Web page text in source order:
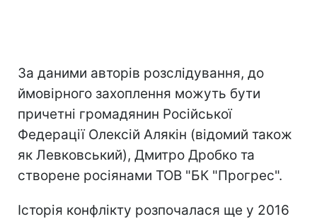
За даними авторів розслідування, до
ймовірного захоплення можуть бути
причетні громадянин Російської
Федерації Олексій Алякін (відомий також
як Левковський), Дмитро Дробко та
створене росіянами ТОВ "БК "Прогрес".
Історія конфлікту розпочалася ще у 2016